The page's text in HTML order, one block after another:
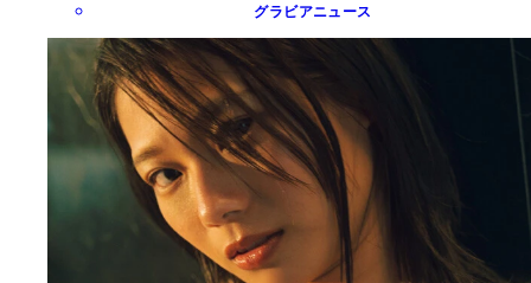
グラビアニュース